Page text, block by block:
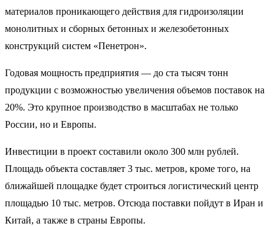
материалов проникающего действия для гидроизоляции
монолитных и сборных бетонных и железобетонных
конструкций систем «Пенетрон».
Годовая мощность предприятия — до ста тысяч тонн
продукции с возможностью увеличения объемов поставок на
20%. Это крупное производство в масштабах не только
России, но и Европы.
Инвестиции в проект составили около 300 млн рублей.
Площадь объекта составляет 3 тыс. метров, кроме того, на
ближайшей площадке будет строиться логистический центр
площадью 10 тыс. метров. Отсюда поставки пойдут в Иран и
Китай, а также в страны Европы.